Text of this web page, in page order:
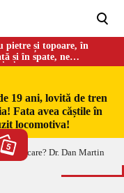
pietre și topoare, în
și în spate, ne
19 ani, lovită de tren
Fata avea căștile în
locomotiva!
5